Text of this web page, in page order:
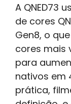
A QNED73
de cores
Gen8, o
cores mais
para
nativos em
prática,